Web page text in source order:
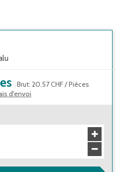
Brut: 20.57 CHF/Pièces
d'envoi